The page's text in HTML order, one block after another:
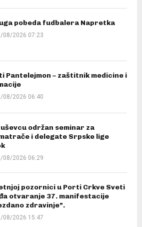
pobeda fudbalera Napretka
08/2026 07:23
Pantelejmon – zaštitnik medicine i
08/2026 06:40
održan seminar za
i delegate Srpske lige
08/2026 06:29
pozornici u Porti Crkve Sveti
otvaranje 37. manifestacije
zdravinje”.
08/2026 15:47